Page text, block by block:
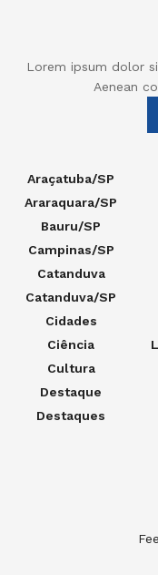
Lorem ipsum dolor
Aenean
Araçatuba/SP
Araraquara/SP
Bauru/SP
Campinas/SP
Catanduva
Catanduva/SP
Cidades
Ciência
Cultura
Destaque
Destaques